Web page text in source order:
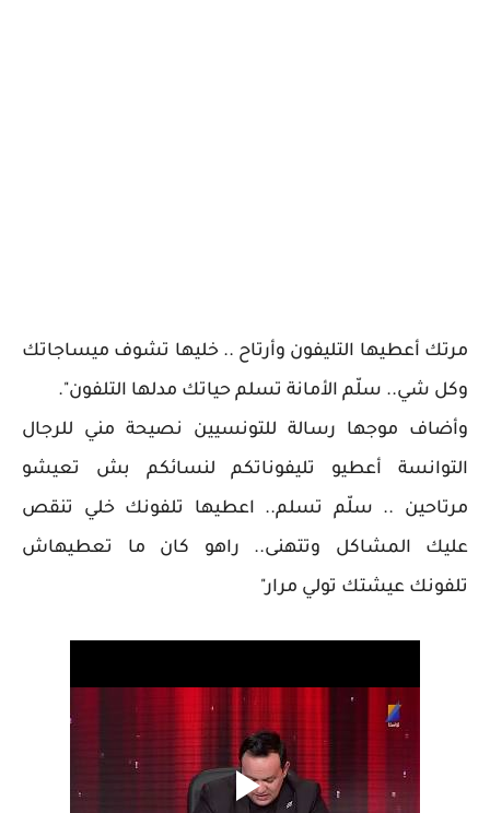
مرتك أعطيها التليفون وأرتاح .. خليها تشوف ميساجاتك
وكل شي.. سلّم الأمانة تسلم حياتك مدلها التلفون".
وأضاف موجها رسالة للتونسيين نصيحة مني للرجال
التوانسة أعطيو تليفوناتكم لنسائكم بش تعيشو
مرتاحين .. سلّم تسلم.. اعطيها تلفونك خلي تنقص
عليك المشاكل وتتهنى.. راهو كان ما تعطيهاش
تلفونك عيشتك تولي مرار"